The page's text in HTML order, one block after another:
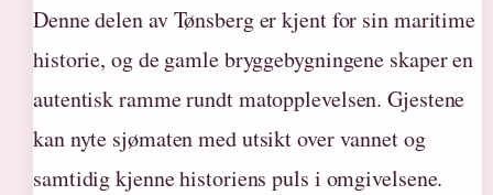
Denne delen av Tønsberg er kjent for sin maritime
historie, og de gamle bryggebygningene skaper en
autentisk ramme rundt matopplevelsen. Gjestene
kan nyte sjømaten med utsikt over vannet og
samtidig kjenne historiens puls i omgivelsene.